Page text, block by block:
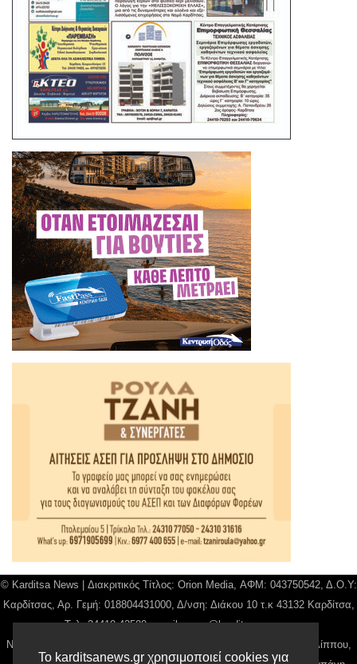
Το karditsanews.gr χρησιμοποιεί cookies για
© Karditsa News | Διακριτικός Τίτλος: Orion Media, ΑΦΜ: 043750542, Δ.Ο.Υ:
Καρδίτσας, Αρ. Γεμή: 018804431000, Δ/νση: Διάκου 10 τ.κ 43132 Καρδίτσα,
Τηλ: 24410 42500, email:news@karditsanews.gr.
Νόμιμος Εκπρόσωπος, Ιδιοκτήτης και Διαχειριστής: Παναγιώτης Φιλίππου,